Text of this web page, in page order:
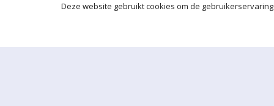
Deze website gebruikt cookies om de